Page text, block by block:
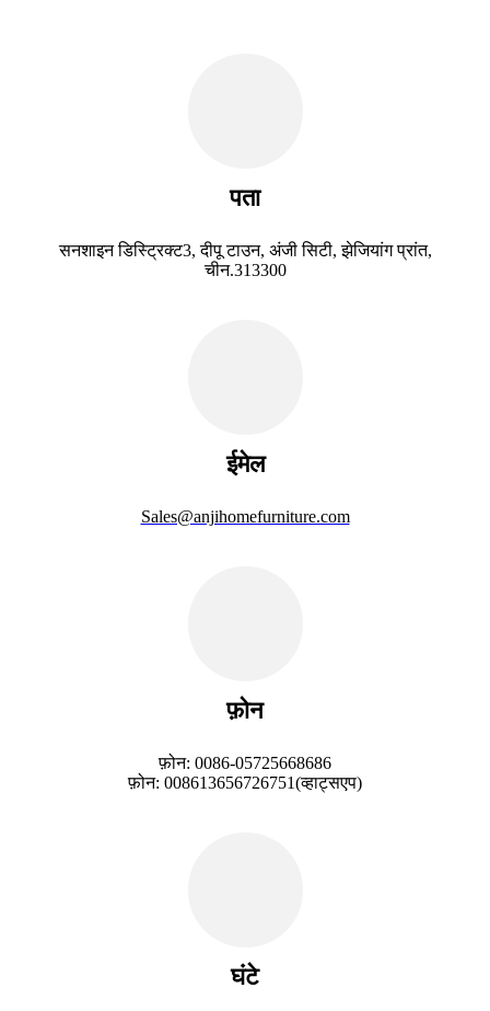
पता
सनशाइन डिस्ट्रिक्ट3, दीपू टाउन, अंजी सिटी, झेजियांग प्रांत,
चीन.313300
ईमेल
Sales@anjihomefurniture.com
फ़ोन
फ़ोन: 0086-05725668686
फ़ोन: 008613656726751(व्हाट्सएप)
घंटे